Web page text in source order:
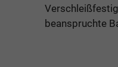
beanspruchte